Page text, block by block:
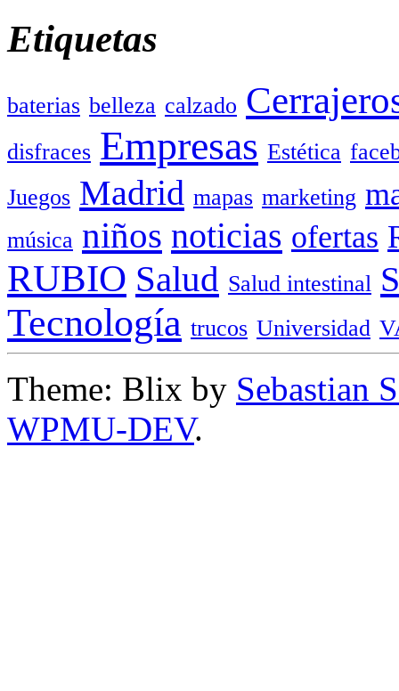
Etiquetas
baterias belleza calzado
disfraces Empresas Estética
Juegos Madrid mapas marketing
música niños noticias ofertas
RUBIO Salud Salud intestinal
Tecnología trucos Universidad
Theme: Blix by Sebastian
WPMU-DEV.